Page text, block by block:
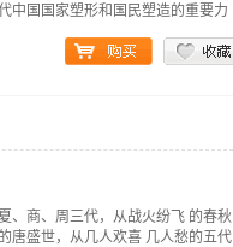
中国国家塑形和国民塑造的重要力
、商、周三代，从战火纷飞 的春秋
唐盛世，从几人欢喜 几人愁的五代